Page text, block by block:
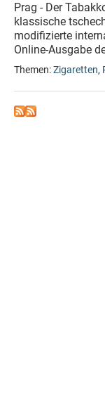
Prag - Der
klassische
modifizierte
Online-Ausgabe
Themen:Zigaretten,